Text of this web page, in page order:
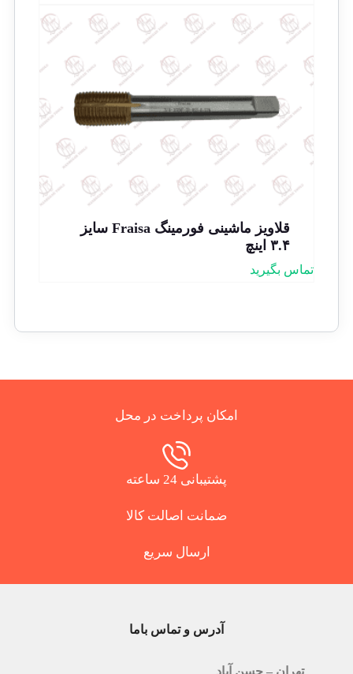
قلاویز ماشینی فورمینگ Fraisa سایز
۳.۴ اینچ
تماس بگیرید
امکان پرداخت در محل
پشتیبانی 24 ساعته
ضمانت اصالت کالا
ارسال سریع
آدرس و تماس باما